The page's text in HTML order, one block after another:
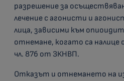
разрешение за
лечение с агонисти и
лица, зависими към
отнемане, когато са
чл. 87б от ЗКНВП.
Отказът и отнемането на